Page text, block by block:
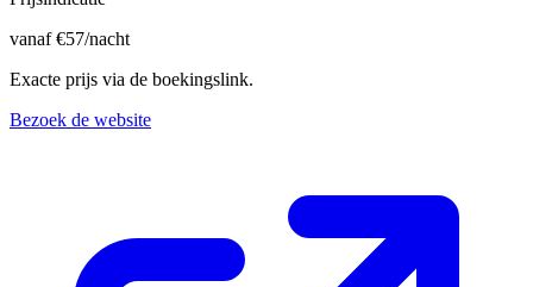
vanaf€57/nacht
Exacte prijs via de boekingslink.
Bezoek de website